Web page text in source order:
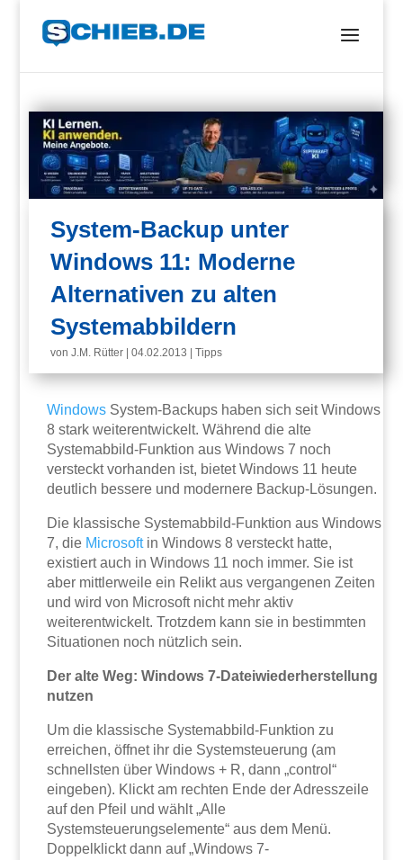
System-Backup unter
Windows 11: Moderne
Alternativen zu alten
Systemabbildern
vonJ.M. Rütter |04.02.2013 |Tipps
Windows System-Backups haben sich seit Windows
8 stark weiterentwickelt. Während die alte
Systemabbild-Funktion aus Windows 7 noch
versteckt vorhanden ist, bietet Windows 11 heute
deutlich bessere und modernere Backup-Lösungen.
Die klassische Systemabbild-Funktion aus Windows
7, die Microsoftin Windows 8 versteckt hatte,
existiert auch in Windows 11 noch immer. Sie ist
aber mittlerweile ein Relikt aus vergangenen Zeiten
und wird von Microsoft nicht mehr aktiv
weiterentwickelt. Trotzdem kann sie in bestimmten
Situationen noch nützlich sein.
Der alte Weg: Windows 7-Dateiwiederherstellung
nutzen
Um die klassische Systemabbild-Funktion zu
erreichen, öffnet ihr die Systemsteuerung (am
schnellsten über Windows + R, dann „control“
eingeben). Klickt am rechten Ende der Adresszeile
auf den Pfeil und wählt „Alle
Systemsteuerungselemente“ aus dem Menü.
Doppelklickt dann auf „Windows 7-